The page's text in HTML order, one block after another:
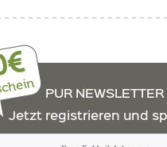
PUR NEWSLETTER
Jetzt registrieren und